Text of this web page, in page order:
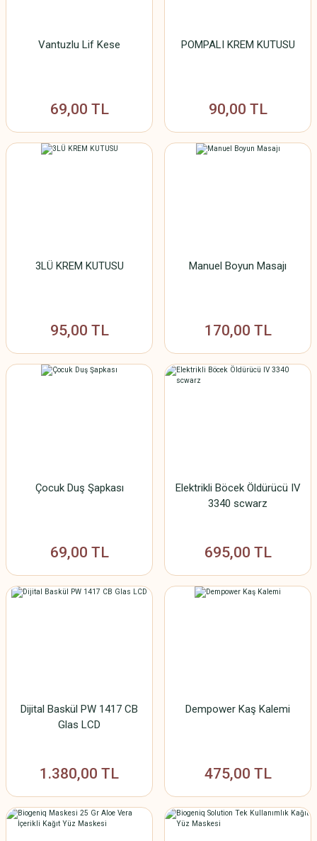
Vantuzlu Lif Kese
69,00 TL
POMPALI KREM KUTUSU
90,00 TL
3LÜ KREM KUTUSU
95,00 TL
Manuel Boyun Masajı
170,00 TL
Çocuk Duş Şapkası
69,00 TL
Elektrikli Böcek Öldürücü IV
3340 scwarz
695,00 TL
Dijital Baskül PW 1417 CB
Glas LCD
1.380,00 TL
Dempower Kaş Kalemi
475,00 TL